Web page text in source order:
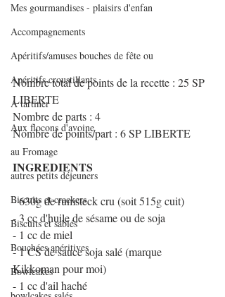
Mes gourmandises - plaisirs d'enfan
Accompagnements
Apéritifs/amuses bouches de fête ou
Apéritifs croustillants
A tartiner
Aux flocons d'avoine
au Fromage
autres petits déjeuners
Biscuits et crackers
Biscuits et sablés
Bouchées apéritives
Bowlcakes
Nombre total de points de la recette : 25 SP
LIBERTE
Nombre de parts : 4
Nombre de points/part : 6 SP LIBERTE
INGREDIENTS
- 630g de rumsteck cru (soit 515g cuit)
- 3 cc d'huile de sésame ou de soja
- 1 cc de miel
- 1 CS de sauce soja salé (marque
Kikkoman pour moi)
- 1 cc d'ail haché